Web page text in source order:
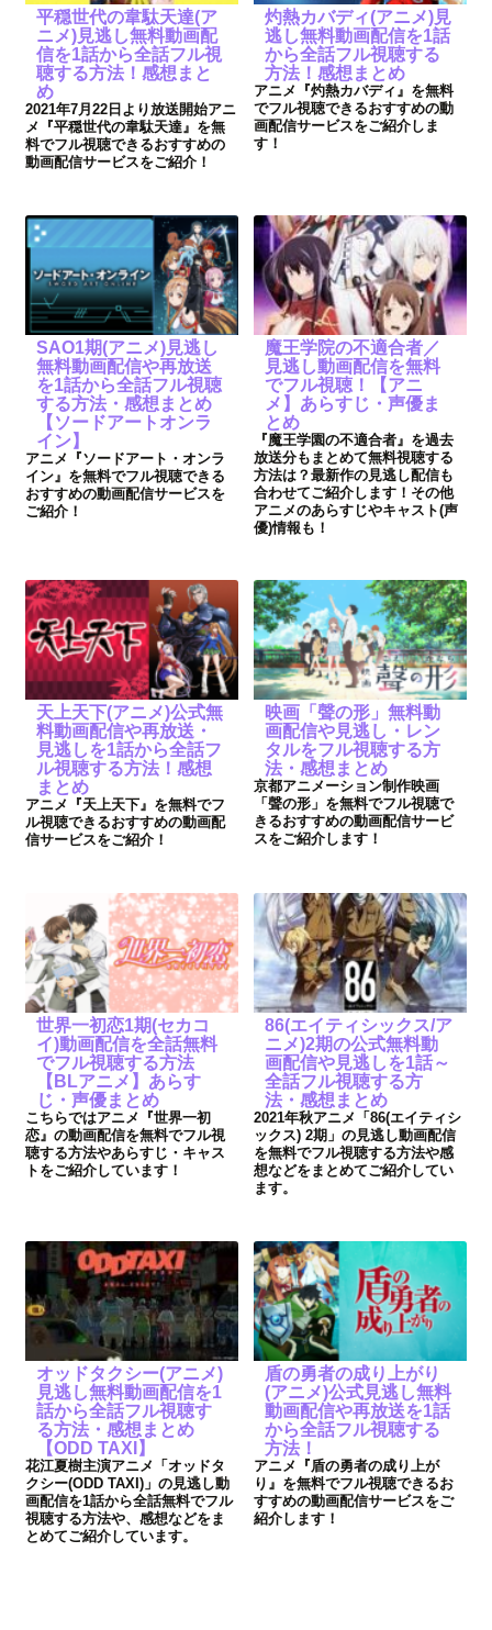
平穏世代の韋駄天達(ア
ニメ)見逃し無料動画配
信を1話から全話フル視
聴する方法！感想まと
め
2021年7月22日より放送開始アニ
メ『平穏世代の韋駄天達』を無
料でフル視聴できるおすすめの
動画配信サービスをご紹介！
灼熱カバディ(アニメ)見
逃し無料動画配信を1話
から全話フル視聴する
方法！感想まとめ
アニメ『灼熱カバディ』を無料
でフル視聴できるおすすめの動
画配信サービスをご紹介しま
す！
SAO1期(アニメ)見逃し
無料動画配信や再放送
を1話から全話フル視聴
する方法・感想まとめ
【ソードアートオンラ
イン】
アニメ『ソードアート・オンラ
イン』を無料でフル視聴できる
おすすめの動画配信サービスを
ご紹介！
魔王学院の不適合者／
見逃し動画配信を無料
でフル視聴！【アニ
メ】あらすじ・声優ま
とめ
『魔王学園の不適合者』を過去
放送分もまとめて無料視聴する
方法は？最新作の見逃し配信も
合わせてご紹介します！その他
アニメのあらすじやキャスト(声
優)情報も！
天上天下(アニメ)公式無
料動画配信や再放送・
見逃しを1話から全話フ
ル視聴する方法！感想
まとめ
アニメ『天上天下』を無料でフ
ル視聴できるおすすめの動画配
信サービスをご紹介！
映画「聲の形」無料動
画配信や見逃し・レン
タルをフル視聴する方
法・感想まとめ
京都アニメーション制作映画
「聲の形」を無料でフル視聴で
きるおすすめの動画配信サービ
スをご紹介します！
世界一初恋1期(セカコ
イ)動画配信を全話無料
でフル視聴する方法
【BLアニメ】あらす
じ・声優まとめ
こちらではアニメ『世界一初
恋』の動画配信を無料でフル視
聴する方法やあらすじ・キャス
トをご紹介しています！
86(エイティシックス/ア
ニメ)2期の公式無料動
画配信や見逃しを1話～
全話フル視聴する方
法・感想まとめ
2021年秋アニメ「86(エイティシ
ックス) 2期」の見逃し動画配信
を無料でフル視聴する方法や感
想などをまとめてご紹介してい
ます。
オッドタクシー(アニメ)
見逃し無料動画配信を1
話から全話フル視聴す
る方法・感想まとめ
【ODD TAXI】
花江夏樹主演アニメ「オッドタ
クシー(ODD TAXI)」の見逃し動
画配信を1話から全話無料でフル
視聴する方法や、感想などをま
とめてご紹介しています。
盾の勇者の成り上がり
(アニメ)公式見逃し無料
動画配信や再放送を1話
から全話フル視聴する
方法！
アニメ『盾の勇者の成り上が
り』を無料でフル視聴できるお
すすめの動画配信サービスをご
紹介します！